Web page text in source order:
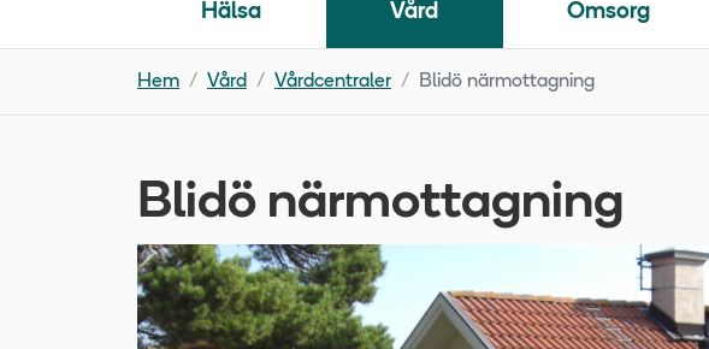
Hälsa Vård Omsorg
Hem Vård Vårdcentraler Blidö närmottagning
Blidö närmottagning